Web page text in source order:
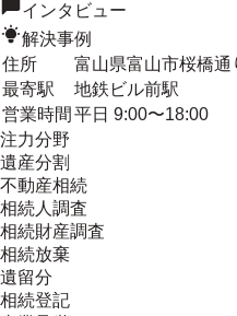
インタビュー
解決事例
住所
富山県富山市桜橋
最寄駅
地鉄ビル前駅
営業時間 平日 9:00〜18:00
注力分野
遺産分割
不動産相続
相続人調査
相続財産調査
相続放棄
遺留分
相続登記